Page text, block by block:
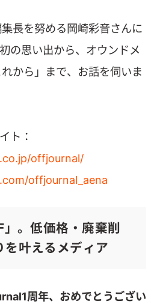
長を努める岡崎彩音さんに
の思い出から、オウンドメ
から」まで、お話を伺いま
ト：
offjournal/
offjournal_aena
。低価格・廃棄削
を叶えるメディア
周年、おめでとうござい